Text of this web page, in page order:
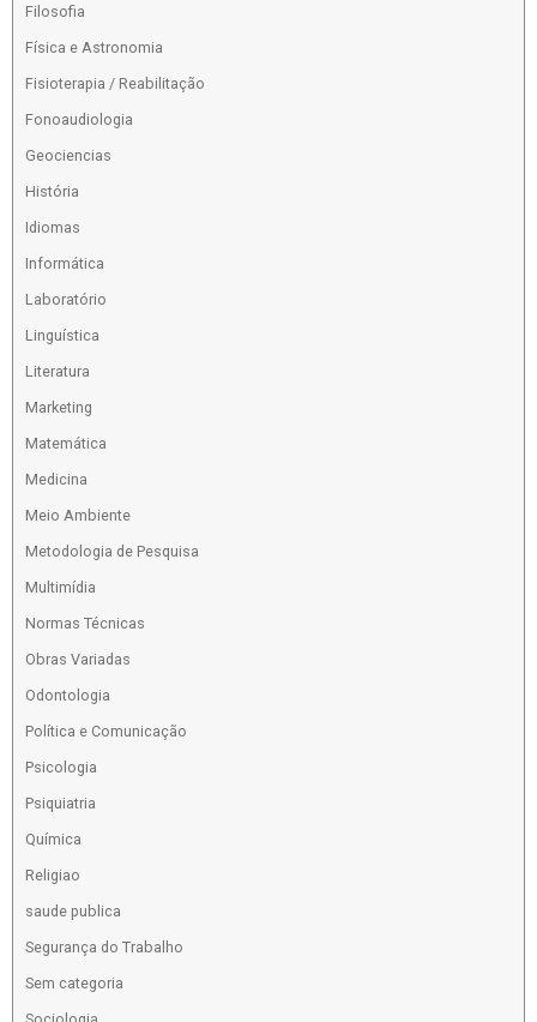
Filosofia
Física e Astronomia
Fisioterapia / Reabilitação
Fonoaudiologia
Geociencias
História
Idiomas
Informática
Laboratório
Linguística
Literatura
Marketing
Matemática
Medicina
Meio Ambiente
Metodologia de Pesquisa
Multimídia
Normas Técnicas
Obras Variadas
Odontologia
Política e Comunicação
Psicologia
Psiquiatria
Química
Religiao
saude publica
Segurança do Trabalho
Sem categoria